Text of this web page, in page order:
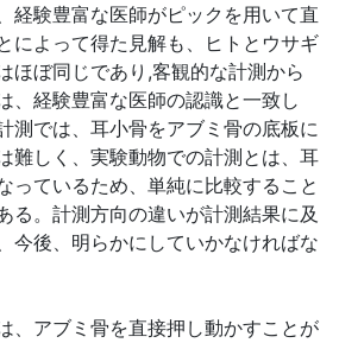
経験豊富な医師がピックを用いて直
によって得た見解も、ヒトとウサギ
ほぼ同じであり,客観的な計測から
、経験豊富な医師の認識と一致し
測では、耳小骨をアブミ骨の底板に
難しく、実験動物での計測とは、耳
っているため、単純に比較すること
る。計測方向の違いが計測結果に及
今後、明らかにしていかなければな
、アブミ骨を直接押し動かすことが